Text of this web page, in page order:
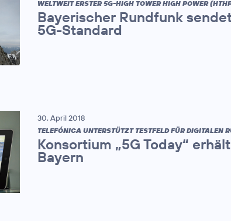
WELTWEIT ERSTER 5G-HIGH TOWER HIGH POWER
Bayerischer Rundfunk
5G-Standard
30. April 2018
TELEFÓNICA UNTERSTÜTZT TESTFELD FÜR DIGITALEN
Konsortium „5G Today“
Bayern